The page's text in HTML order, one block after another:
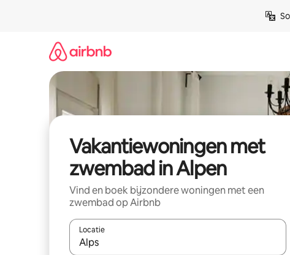
Vakantiewoningen met
zwembad in Alpen
Vind en boek bijzondere woningen met een
zwembad op Airbnb
Locatie
Wanneer er suggesties beschikbaar zijn, maak je